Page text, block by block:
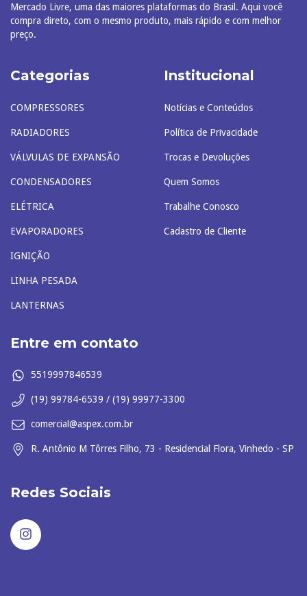
Mercado Livre, uma das maiores plataformas do Brasil. Aqui você
compra direto, com o mesmo produto, mais rápido e com melhor
preço.
Categorias
COMPRESSORES
RADIADORES
VÁLVULAS DE EXPANSÃO
CONDENSADORES
ELÉTRICA
EVAPORADORES
IGNIÇÃO
LINHA PESADA
LANTERNAS
Institucional
Notícias e Conteúdos
Política de Privacidade
Trocas e Devoluções
Quem Somos
Trabalhe Conosco
Cadastro de Cliente
Entre em contato
5519997846539
(19) 99784-6539 / (19) 99977-3300
comercial@aspex.com.br
R. Antônio M Tôrres Filho, 73 - Residencial Flora, Vinhedo - SP
Redes Sociais